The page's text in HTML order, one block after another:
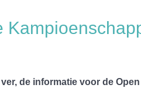
de informatie voor de